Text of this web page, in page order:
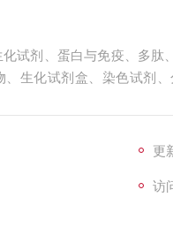
试剂、蛋白与免疫、多肽
、生化试剂盒、染色试剂
更
访